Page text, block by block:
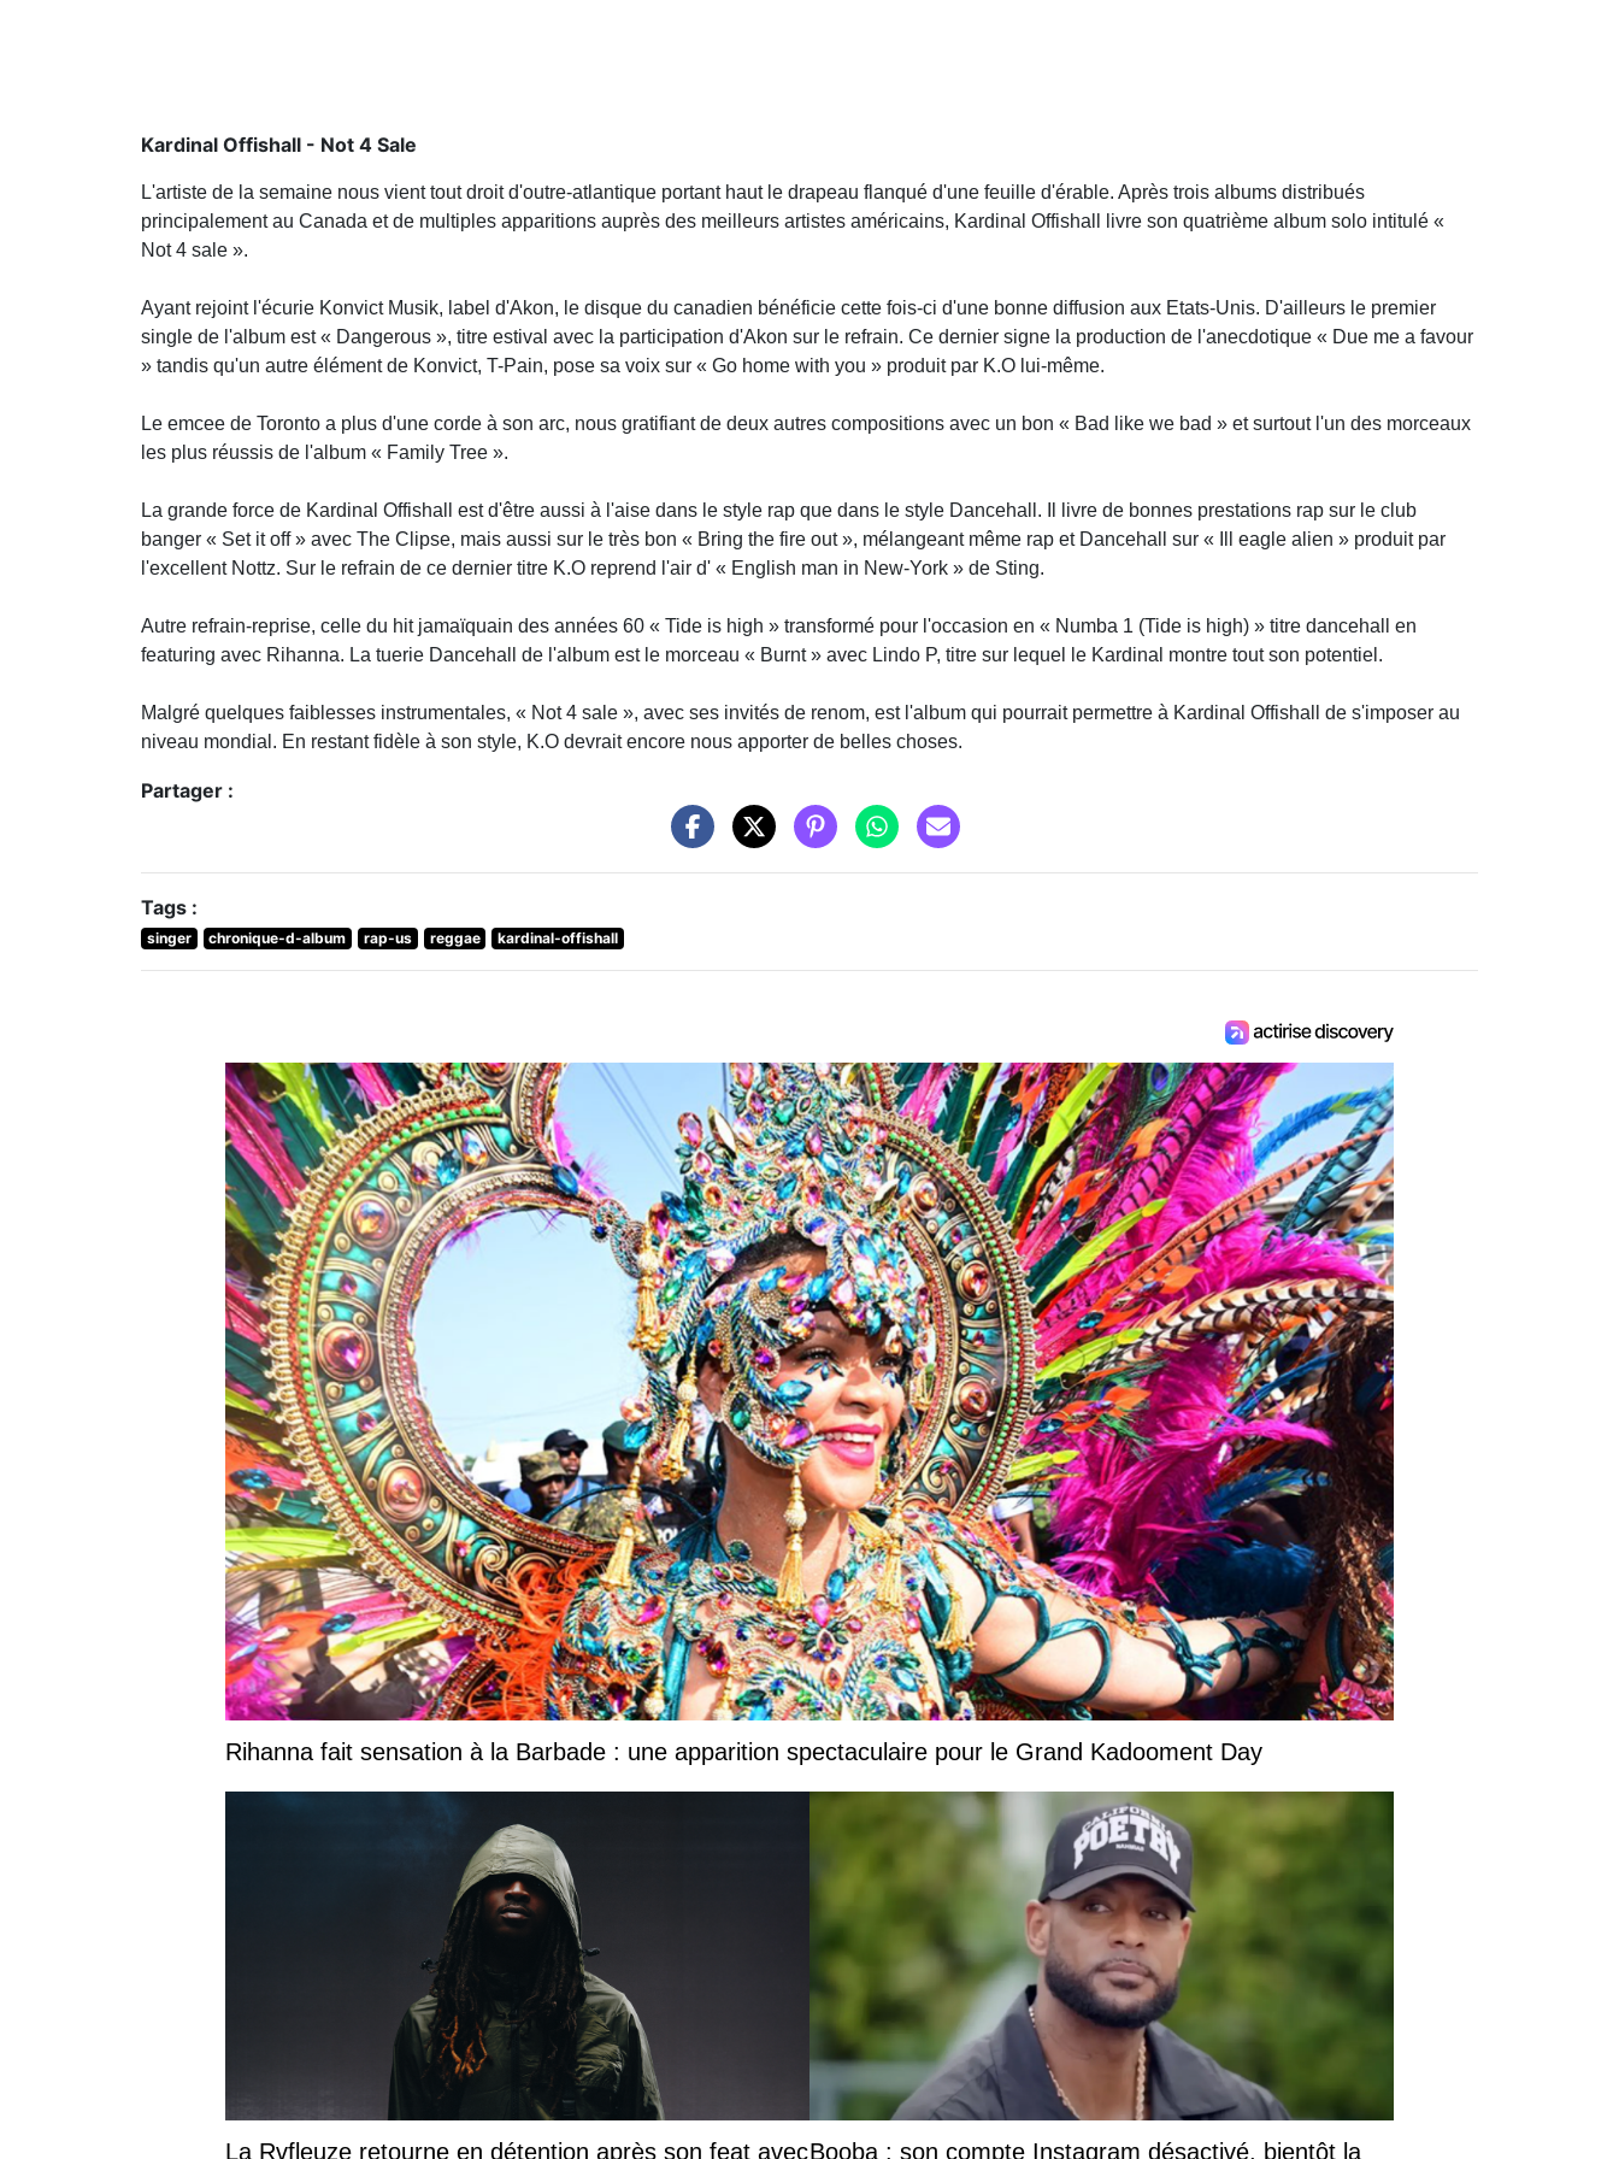
Kardinal Offishall - Not 4 Sale
L'artiste de la semaine nous vient tout droit d'outre-atlantique portant haut le drapeau flanqué d'une feuille d'érable. Après trois albums distribués
principalement au Canada et de multiples apparitions auprès des meilleurs artistes américains, Kardinal Offishall livre son quatrième album solo intitulé «
Not 4 sale ».
Ayant rejoint l'écurie Konvict Musik, label d'Akon, le disque du canadien bénéficie cette fois-ci d'une bonne diffusion aux Etats-Unis. D'ailleurs le premier
single de l'album est « Dangerous », titre estival avec la participation d'Akon sur le refrain. Ce dernier signe la production de l'anecdotique « Due me a favour
» tandis qu'un autre élément de Konvict, T-Pain, pose sa voix sur « Go home with you » produit par K.O lui-même.
Le emcee de Toronto a plus d'une corde à son arc, nous gratifiant de deux autres compositions avec un bon « Bad like we bad » et surtout l'un des morceaux
les plus réussis de l'album « Family Tree ».
La grande force de Kardinal Offishall est d'être aussi à l'aise dans le style rap que dans le style Dancehall. Il livre de bonnes prestations rap sur le club
banger « Set it off » avec The Clipse, mais aussi sur le très bon « Bring the fire out », mélangeant même rap et Dancehall sur « Ill eagle alien » produit par
l'excellent Nottz. Sur le refrain de ce dernier titre K.O reprend l'air d' « English man in New-York » de Sting.
Autre refrain-reprise, celle du hit jamaïquain des années 60 « Tide is high » transformé pour l'occasion en « Numba 1 (Tide is high) » titre dancehall en
featuring avec Rihanna. La tuerie Dancehall de l'album est le morceau « Burnt » avec Lindo P, titre sur lequel le Kardinal montre tout son potentiel.
Malgré quelques faiblesses instrumentales, « Not 4 sale », avec ses invités de renom, est l'album qui pourrait permettre à Kardinal Offishall de s'imposer au
niveau mondial. En restant fidèle à son style, K.O devrait encore nous apporter de belles choses.
Partager :
Tags :
singer chronique-d-album rap-us reggae kardinal-offishall
Rihanna fait sensation à la Barbade : une apparition spectaculaire pour le Grand Kadooment Day
La Rvfleuze retourne en détention après son feat avecBooba : son compte Instagram désactivé, bientôt la